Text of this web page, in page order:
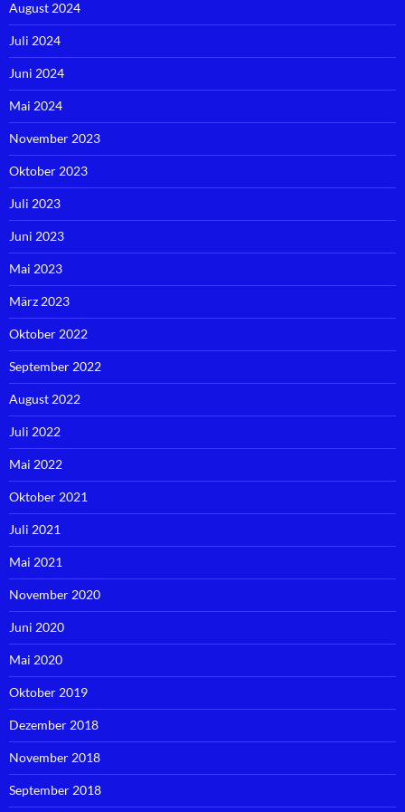
August 2024
Juli 2024
Juni 2024
Mai 2024
November 2023
Oktober 2023
Juli 2023
Juni 2023
Mai 2023
März 2023
Oktober 2022
September 2022
August 2022
Juli 2022
Mai 2022
Oktober 2021
Juli 2021
Mai 2021
November 2020
Juni 2020
Mai 2020
Oktober 2019
Dezember 2018
November 2018
September 2018